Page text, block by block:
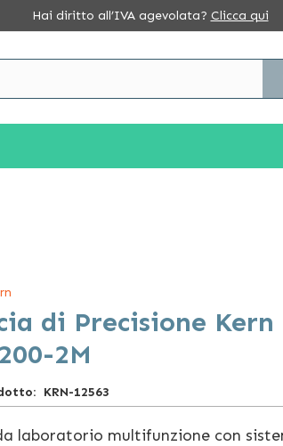
Hai diritto all’IVA agevolata? Clicca qui
di Precisione Kern
2M
KRN-12563
laboratorio multifunzione con